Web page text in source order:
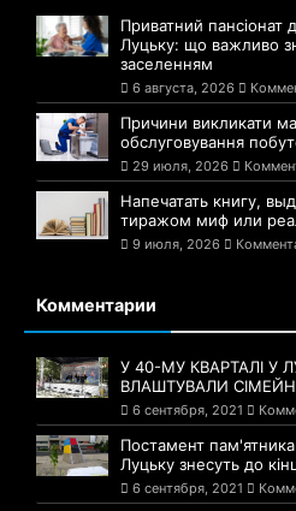
Приватний пансіонат
Луцьку: що важливо
заселенням
6 августа, 2026
Причини викликати
обслуговування
29 июля, 2026
Напечатать книгу,
тиражом миф или
9 июля, 2026
Комментарии
У 40-МУ КВАРТАЛІ У
ВЛАШТУВАЛИ
6 сентября, 2021
Постамент
Луцьку знесуть до
6 сентября, 2021